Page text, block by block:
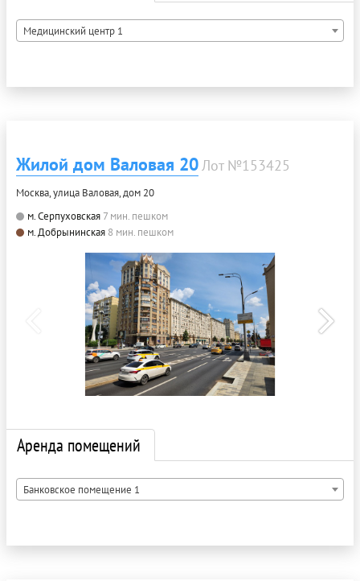
Медицинский центр 1
Жилой дом Валовая 20Лот №153425
Москва, улица Валовая, дом 20
м. Серпуховская 7 мин. пешком
м. Добрынинская 8 мин. пешком
Аренда помещений
Банковское помещение 1